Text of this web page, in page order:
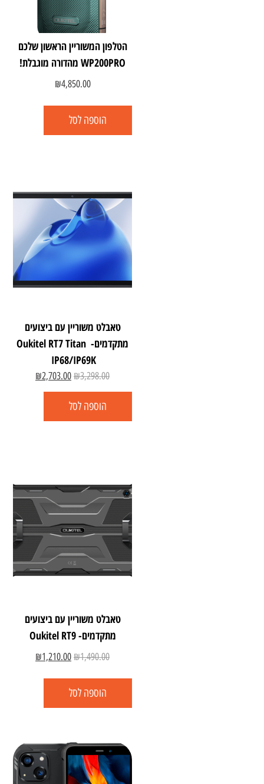
הטלפון המשוריין הראשון שלכם
WP200PRO מהדורה מוגבלת!
₪4,850.00
הוספה לסל
טאבלט משוריין עם ביצועים
מתקדמים- Oukitel RT7 Titan
IP68/IP69K
₪3,298.00
₪2,703.00
הוספה לסל
טאבלט משוריין עם ביצועים
מתקדמים- Oukitel RT9
₪1,490.00
₪1,210.00
הוספה לסל